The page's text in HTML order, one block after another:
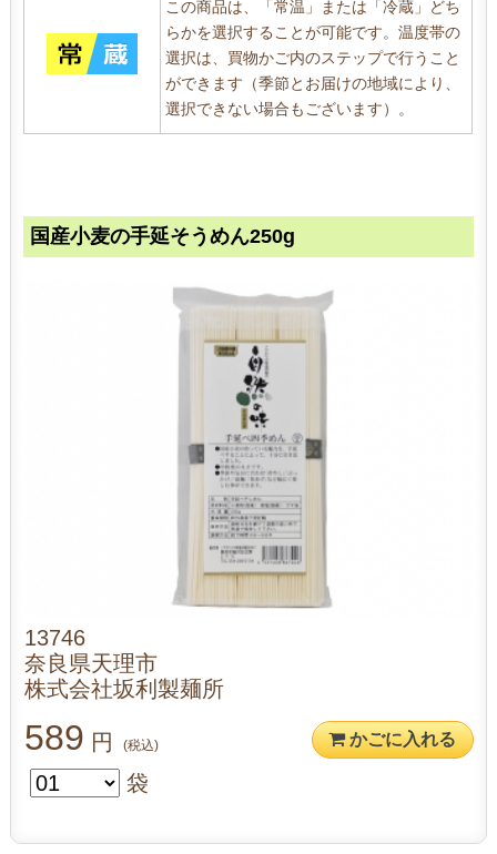
この商品は、「常温」または「冷蔵」どち
らかを選択することが可能です。温度帯の
選択は、買物かご内のステップで行うこと
ができます（季節とお届けの地域により、
選択できない場合もございます）。
国産小麦の手延そうめん250g
13746
奈良県天理市
株式会社坂利製麺所
589 円 (税込) かごに入れる
袋